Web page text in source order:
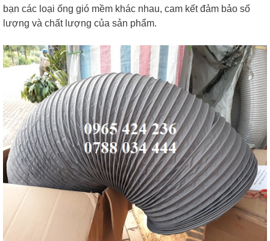
bạn các loại ống gió mềm khác nhau, cam kết đảm bảo số
lượng và chất lượng của sản phẩm.